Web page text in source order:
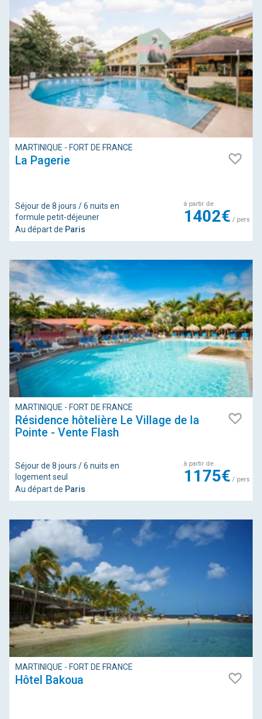
MARTINIQUE - FORT DE FRANCE
La Pagerie
Séjour de 8 jours / 6 nuits en
formule petit-déjeuner
Au départ de Paris
à partir de
1402€/ pers
MARTINIQUE - FORT DE FRANCE
Résidence hôtelière Le Village de la
Pointe - Vente Flash
Séjour de 8 jours / 6 nuits en
logement seul
Au départ de Paris
à partir de
1175€/ pers
MARTINIQUE - FORT DE FRANCE
Hôtel Bakoua